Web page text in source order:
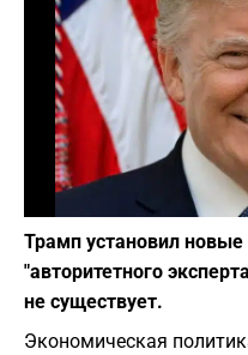
Трамп установил
"авторитетного
не существует.
Экономическая